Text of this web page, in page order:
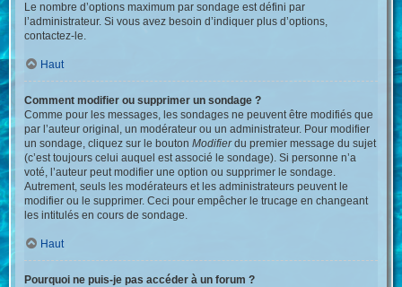
Le nombre d’options maximum par sondage est défini par
l’administrateur. Si vous avez besoin d’indiquer plus d’options,
contactez-le.
Haut
Comment modifier ou supprimer un sondage ?
Comme pour les messages, les sondages ne peuvent être modifiés que
par l’auteur original, un modérateur ou un administrateur. Pour modifier
un sondage, cliquez sur le boutonModifierdu premier message du sujet
(c’est toujours celui auquel est associé le sondage). Si personne n’a
voté, l’auteur peut modifier une option ou supprimer le sondage.
Autrement, seuls les modérateurs et les administrateurs peuvent le
modifier ou le supprimer. Ceci pour empêcher le trucage en changeant
les intitulés en cours de sondage.
Haut
Pourquoi ne puis-je pas accéder à un forum ?